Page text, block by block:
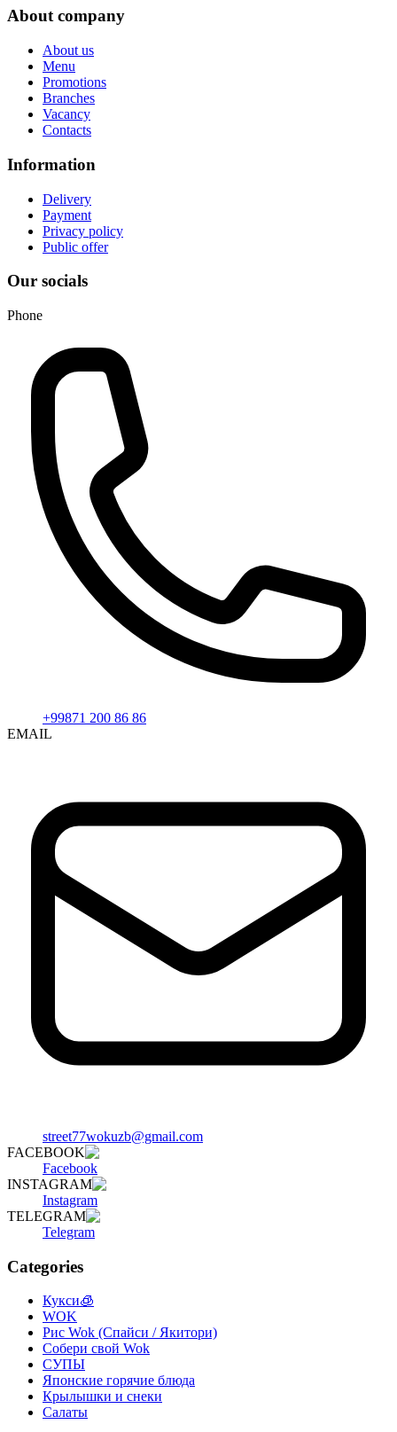
About company
About us
Menu
Promotions
Branches
Vacancy
Contacts
Information
Delivery
Payment
Privacy policy
Public offer
Our socials
Phone
+99871 200 86 86
EMAIL
street77wokuzb@gmail.com
FACEBOOK
Facebook
INSTAGRAM
Instagram
TELEGRAM
Telegram
Categories
Кукси🧊
WOK
Рис Wok (Спайси / Якитори)
Собери свой Wok
СУПЫ
Японские горячие блюда
Крылышки и снеки
Салаты